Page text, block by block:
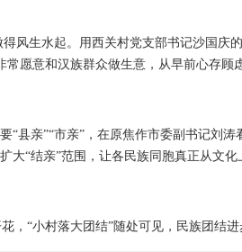
生水起。用西关村党支部书记沙国庆
常愿意和汉族群众做生意，从早前心存
县亲”“市亲”，在原焦作市委副书记刘涛
大“结亲”范围，让各民族同胞真正从文
“小村落大团结”随处可见，民族团结进